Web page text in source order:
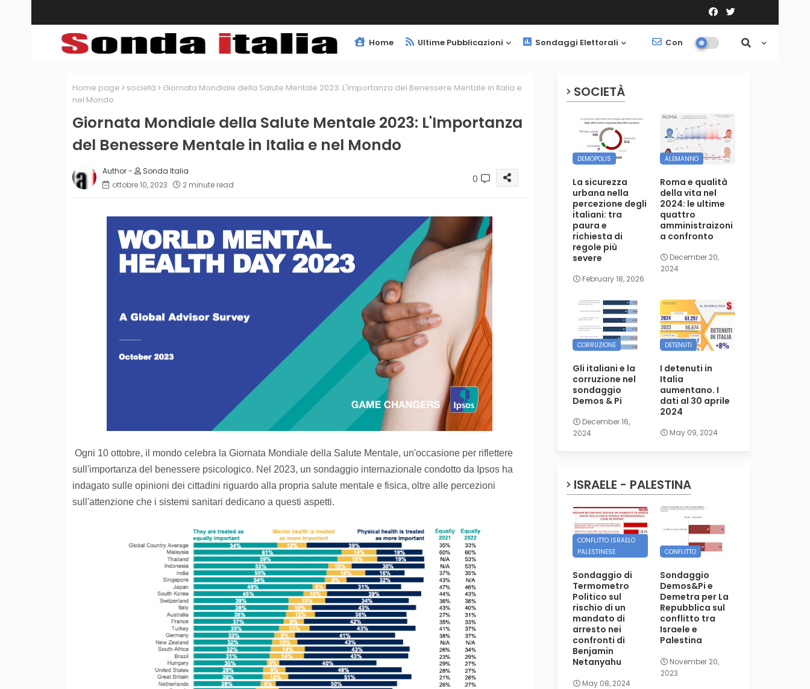
Home Ultime Pubblicazioni Sondaggi Elettorali Contatti Società
Home page società
Giornata Mondiale della Salute Mentale 2023: L'Importanza del Benessere Mentale in Italia e
nel Mondo
Giornata Mondiale della Salute Mentale 2023: L'Importanza
del Benessere Mentale in Italia e nel Mondo
Sonda Italia
ottobre 10, 2023
2 minute read 0
Ogni 10 ottobre, il mondo celebra la Giornata Mondiale della Salute Mentale, un'occasione per riflettere
sull'importanza del benessere psicologico. Nel 2023, un sondaggio internazionale condotto da Ipsos ha
indagato sulle opinioni dei cittadini riguardo alla propria salute mentale e fisica, oltre alle percezioni
sull'attenzione che i sistemi sanitari dedicano a questi aspetti.
SOCIETÀ
DEMOPOLIS
La sicurezza
urbana nella
percezione degli
italiani: tra
paura e
richiesta di
regole più
severe
February 18, 2026
ALEMANNO
Roma e qualità
della vita nel
2024: le ultime
quattro
amministraizoni
a confronto
December 20,
2024
CORRUZIONE
Gli italiani e la
corruzione nel
sondaggio
Demos & Pi
December 16,
2024
DETENUTI
I detenuti in
Italia
aumentano. I
dati al 30 aprile
2024
May 09, 2024
ISRAELE - PALESTINA
CONFLITTO ISRAELO
PALESTINESE
Sondaggio di
Termometro
Politico sul
rischio di un
mandato di
arresto nei
confronti di
Benjamin
Netanyahu
May 08, 2024
CONFLITTO
Sondaggio
Demos&Pi e
Demetra per La
Repubblica sul
conflitto tra
Israele e
Palestina
November 20,
2023